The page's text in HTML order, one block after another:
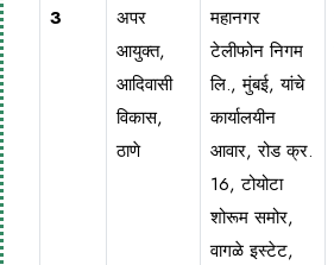
3
अपर
आयुक्त,
आदिवासी
विकास,
ठाणे
महानगर
टेलीफोन निगम
लि., मुंबई, यांचे
कार्यालयीन
आवार, रोड क्र.
16, टोयोटा
शोरूम समोर,
वागळे इस्टेट,